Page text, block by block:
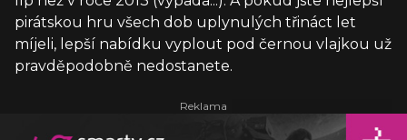
pirátskou hru všech dob uplynulých třináct let
míjeli, lepší nabídku vyplout pod černou vlajkou už
pravděpodobně nedostanete.